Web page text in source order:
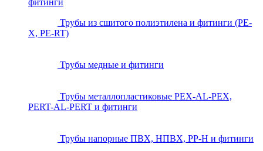
фитинги
Трубы из сшитого полиэтилена и фитинги (PE-
X, PE-RT)
Трубы медные и фитинги
Трубы металлопластиковые PEX-AL-PEX,
PERT-AL-PERT и фитинги
Трубы напорные ПВХ, НПВХ, PP-H и фитинги